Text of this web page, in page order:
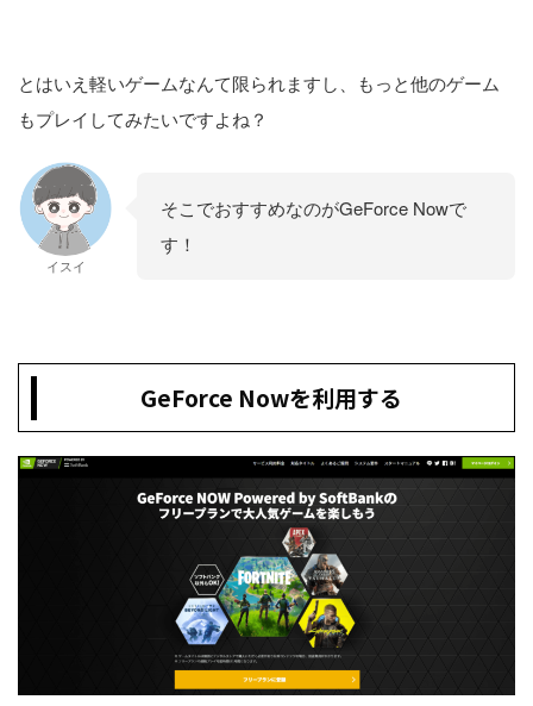
とはいえ軽いゲームなんて限られますし、もっと他のゲーム
もプレイしてみたいですよね？
イスイ
そこでおすすめなのがGeForce Nowで
す！
GeForce Nowを利用する